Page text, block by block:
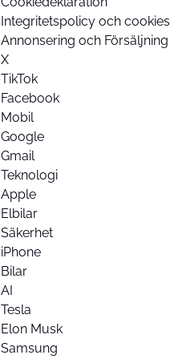
Integritetspolicy och cookies
Annonsering och Försäljning
X
TikTok
Facebook
Mobil
Google
Gmail
Teknologi
Apple
Elbilar
Säkerhet
iPhone
Bilar
AI
Tesla
Elon Musk
Samsung